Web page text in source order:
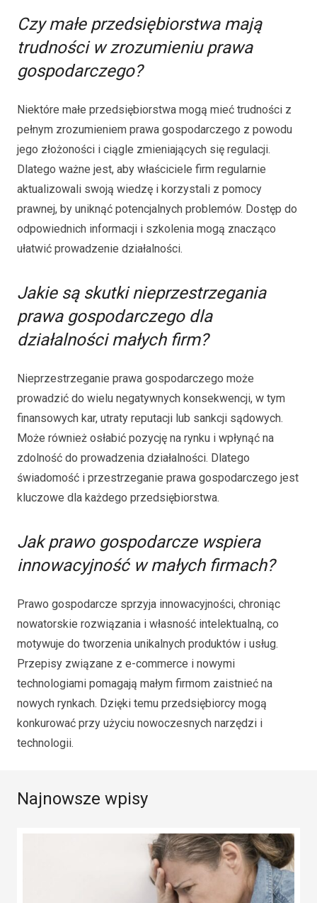
Czy małe przedsiębiorstwa mają
trudności w zrozumieniu prawa
gospodarczego?
Niektóre małe przedsiębiorstwa mogą mieć trudności z
pełnym zrozumieniem prawa gospodarczego z powodu
jego złożoności i ciągle zmieniających się regulacji.
Dlatego ważne jest, aby właściciele firm regularnie
aktualizowali swoją wiedzę i korzystali z pomocy
prawnej, by uniknąć potencjalnych problemów. Dostęp do
odpowiednich informacji i szkolenia mogą znacząco
ułatwić prowadzenie działalności.
Jakie są skutki nieprzestrzegania
prawa gospodarczego dla
działalności małych firm?
Nieprzestrzeganie prawa gospodarczego może
prowadzić do wielu negatywnych konsekwencji, w tym
finansowych kar, utraty reputacji lub sankcji sądowych.
Może również osłabić pozycję na rynku i wpłynąć na
zdolność do prowadzenia działalności. Dlatego
świadomość i przestrzeganie prawa gospodarczego jest
kluczowe dla każdego przedsiębiorstwa.
Jak prawo gospodarcze wspiera
innowacyjność w małych firmach?
Prawo gospodarcze sprzyja innowacyjności, chroniąc
nowatorskie rozwiązania i własność intelektualną, co
motywuje do tworzenia unikalnych produktów i usług.
Przepisy związane z e-commerce i nowymi
technologiami pomagają małym firmom zaistnieć na
nowych rynkach. Dzięki temu przedsiębiorcy mogą
konkurować przy użyciu nowoczesnych narzędzi i
technologii.
Najnowsze wpisy